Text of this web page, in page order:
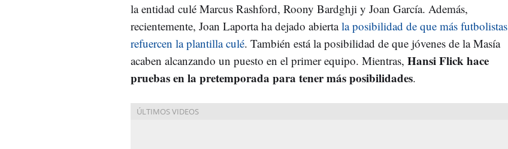
la entidad culé Marcus Rashford, Roony Bardghji y Joan García. Además,
recientemente, Joan Laporta ha dejado abiertala posibilidad de que más futbolistas
refuercen la plantilla culé. También está la posibilidad de que jóvenes de la Masía
acaben alcanzando un puesto en el primer equipo. Mientras, Hansi Flick hace
pruebas en la pretemporada para tener más posibilidades.